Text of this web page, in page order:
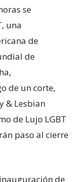
se
una
de
de
de un corte,
& Lesbian
de Lujo LGBT
paso al cierre
de